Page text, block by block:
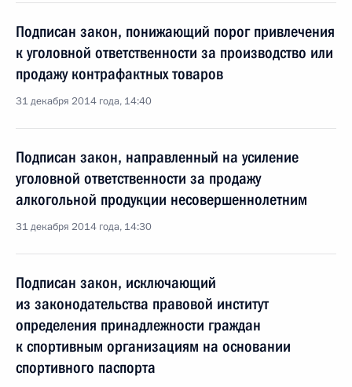
Подписан закон, понижающий порог привлечения
к уголовной ответственности за производство или
продажу контрафактных товаров
31 декабря 2014 года, 14:40
Подписан закон, направленный на усиление
уголовной ответственности за продажу
алкогольной продукции несовершеннолетним
31 декабря 2014 года, 14:30
Подписан закон, исключающий
из законодательства правовой институт
определения принадлежности граждан
к спортивным организациям на основании
спортивного паспорта